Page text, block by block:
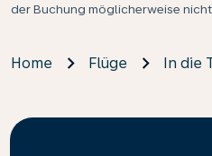
der Buchung möglicherweise
Home Flüge In die